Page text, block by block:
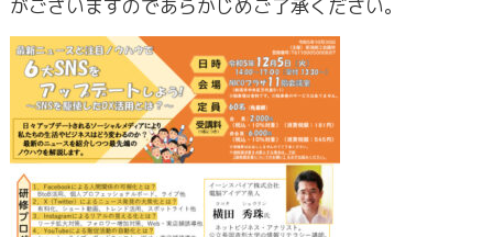
がございますのであらかじめご了承ください。